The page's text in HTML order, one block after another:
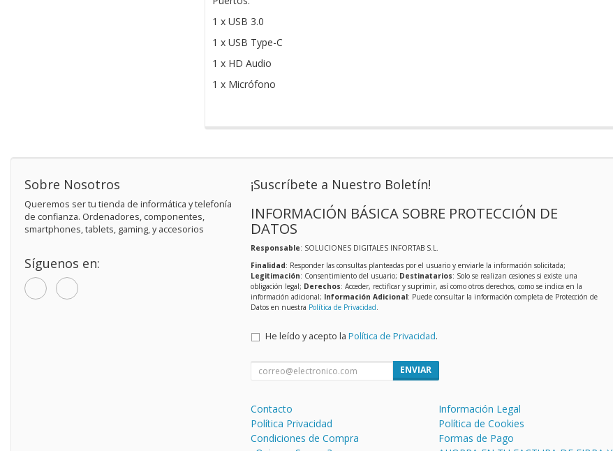
1 x USB 3.0
1 x USB Type-C
1 x HD Audio
1 x Micrófono
Sobre Nosotros
Queremos ser tu tienda de informática y telefonía
de confianza. Ordenadores, componentes,
smartphones, tablets, gaming, y accesorios
Síguenos en:
¡Suscríbete a Nuestro Boletín!
INFORMACIÓN BÁSICA SOBRE PROTECCIÓN DE
DATOS
Responsable: SOLUCIONES DIGITALES INFORTAB S.L.
Finalidad: Responder las consultas planteadas por el usuario y enviarle la información solicitada;
Legitimación: Consentimiento del usuario; Destinatarios: Solo se realizan cesiones si existe una
obligación legal; Derechos: Acceder, rectificar y suprimir, así como otros derechos, como se indica en la
información adicional; Información Adicional: Puede consultar la información completa de Protección de
Datos en nuestra Política de Privacidad.
He leído y acepto la Política de Privacidad.
ENVIAR
Contacto
Información Legal
Política Privacidad
Política de Cookies
Condiciones de Compra
Formas de Pago